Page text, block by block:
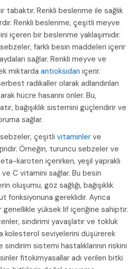
tabaktır. Renkli beslenme ile sağlık
Renkli beslenme, çeşitli meyve
içeren bir beslenme yaklaşımıdır.
farklı besin maddeleri içerir
sağlar. Renkli meyve ve
miktarda antioksidan içerir.
radikaller olarak adlandırılan
hücre hasarını önler. Bu,
bağışıklık sistemini güçlendirir ve
sağlar.
çeşitli vitaminler ve
Örneğin, turuncu sebzeler ve
karoten içerirken, yeşil yapraklı
C vitamini sağlar. Bu besin
oluşumu, göz sağlığı, bağışıklık
fonksiyonuna gereklidir. Ayrıca
yüksek lif içeriğine sahiptir.
sindirimi yavaşlatır ve tokluk
kolesterol seviyelerini düşürerek
sindirim sistemi hastalıklarının riskini
fitokimyasallar adı verilen bitki